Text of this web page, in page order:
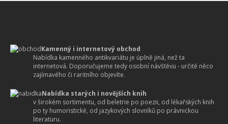
Kamenný i internetový obchod
Nabídka kamenného antikvariátu je úplně jiná, než ta
internetová. Doporučujeme tedy osobní návštěvu - určitě něco
zajímavého či raritního objevíte.
Nabídka starých i novějších knih
v širokém sortimentu, od beletrie po poezii, od lékařských knih
po ty humoristické, od jazykových slovníků po právnickou
literaturu.